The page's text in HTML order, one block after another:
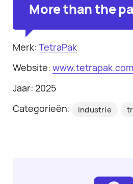
More than the
Merk: TetraPak
Website: www.tetrapak.com
Jaar: 2025
Categorieën:
industrie